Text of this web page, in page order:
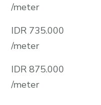
/meter
IDR 735.000
/meter
IDR 875.000
/meter